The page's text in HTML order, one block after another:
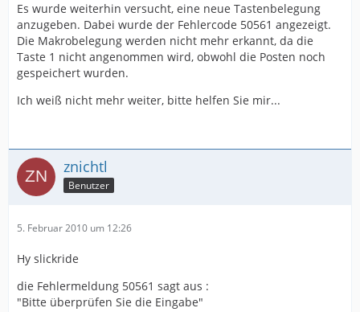
Es wurde weiterhin versucht, eine neue Tastenbelegung
anzugeben. Dabei wurde der Fehlercode 50561 angezeigt.
Die Makrobelegung werden nicht mehr erkannt, da die
Taste 1 nicht angenommen wird, obwohl die Posten noch
gespeichert wurden.
Ich weiß nicht mehr weiter, bitte helfen Sie mir...
znichtl
Benutzer
5. Februar 2010 um 12:26
Hy slickride
die Fehlermeldung 50561 sagt aus :
"Bitte überprüfen Sie die Eingabe"